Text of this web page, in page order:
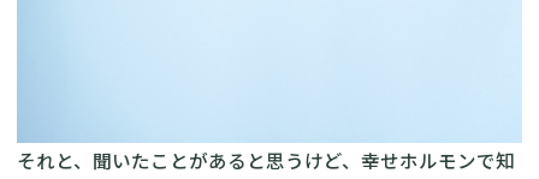
それと、聞いたことがあると思うけど、幸せホルモンで知